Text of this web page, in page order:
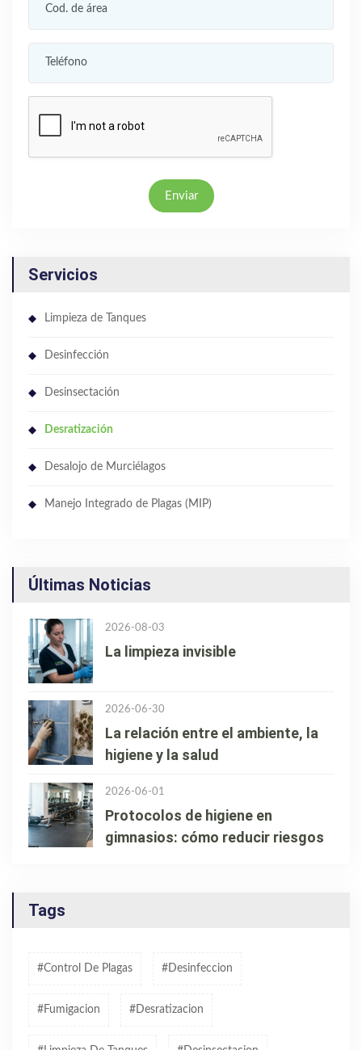
Enviar
Servicios
Limpieza de Tanques
Desinfección
Desinsectación
Desratización
Desalojo de Murciélagos
Manejo Integrado de Plagas (MIP)
Últimas Noticias
2026-08-03
La limpieza invisible
2026-06-30
La relación entre el ambiente, la
higiene y la salud
2026-06-01
Protocolos de higiene en
gimnasios: cómo reducir riesgos
Tags
#control De Plagas #desinfeccion
#fumigacion #desratizacion